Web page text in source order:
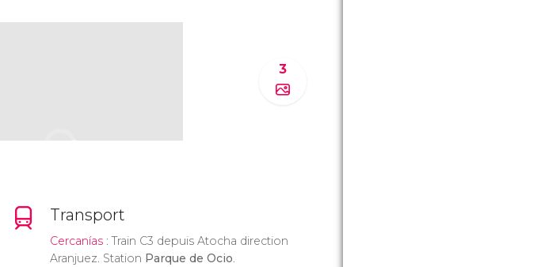
3
Transport
Cercanías : Train C3 depuis Atocha direction
Aranjuez. Station Parque de Ocio.